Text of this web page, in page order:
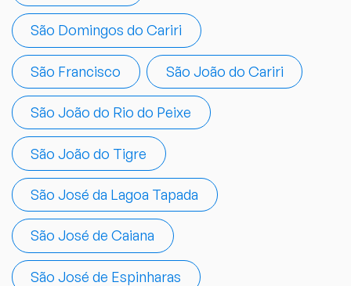
São Domingos do Cariri
São Francisco São João do Cariri
São João do Rio do Peixe
São João do Tigre
São José da Lagoa Tapada
São José de Caiana
São José de Espinharas